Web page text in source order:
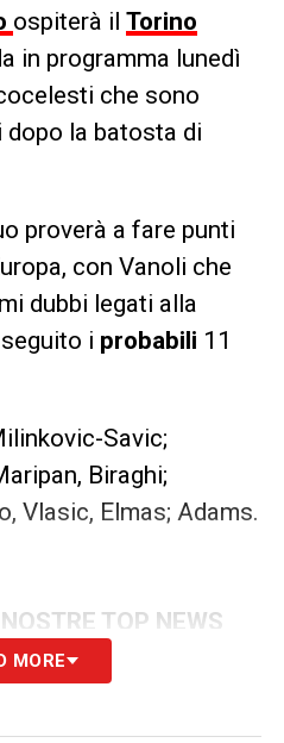
ospiterà il Torino
in programma lunedì
che sono
la batosta di
proverà a fare punti
con Vanoli che
dubbi legati alla
i probabili 11
Savic;
Biraghi;
Vlasic, Elmas; Adams.
TOP NEWS
MORE